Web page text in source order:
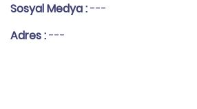
Sosyal Medya :---
Adres :---